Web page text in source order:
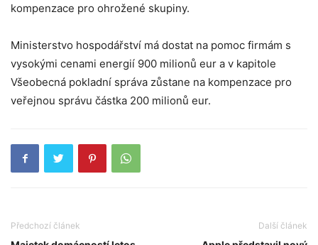
kompenzace pro ohrožené skupiny.
Ministerstvo hospodářství má dostat na pomoc firmám s
vysokými cenami energií 900 milionů eur a v kapitole
Všeobecná pokladní správa zůstane na kompenzace pro
veřejnou správu částka 200 milionů eur.
Předchozí článek Další článek